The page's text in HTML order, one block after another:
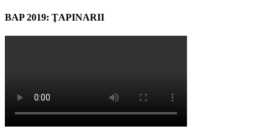
BAP 2019: ŢAPINARII